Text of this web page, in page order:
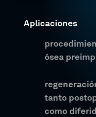
Aplicaciones
ósea
tanto
como